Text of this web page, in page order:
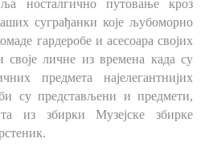
носталгично путовање кроз
суграђанки које љубоморно
гардеробе и асесоара својих
своје личне из времена када су
предмета најелегантнијих
су представљени и предмети,
из збирки Музејске збирке